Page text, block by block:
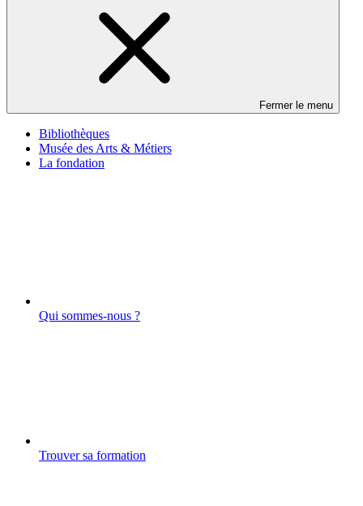
Fermer le menu
Bibliothèques
Musée des Arts & Métiers
La fondation
Qui sommes-nous ?
Trouver sa formation